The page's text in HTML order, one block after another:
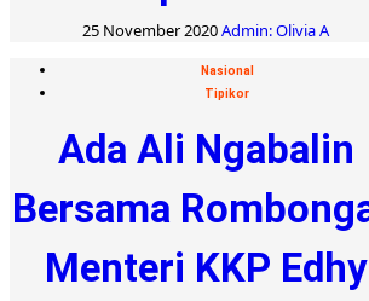
25 November 2020Admin: Olivia A
Nasional
Tipikor
Ada Ali Ngabalin
Bersama
Menteri KKP Edhy